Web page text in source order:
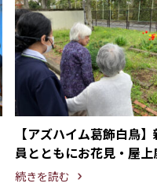
【アズハイム葛飾白鳥
員とともにお花見・屋
楽しむ春のひととき
続きを読む